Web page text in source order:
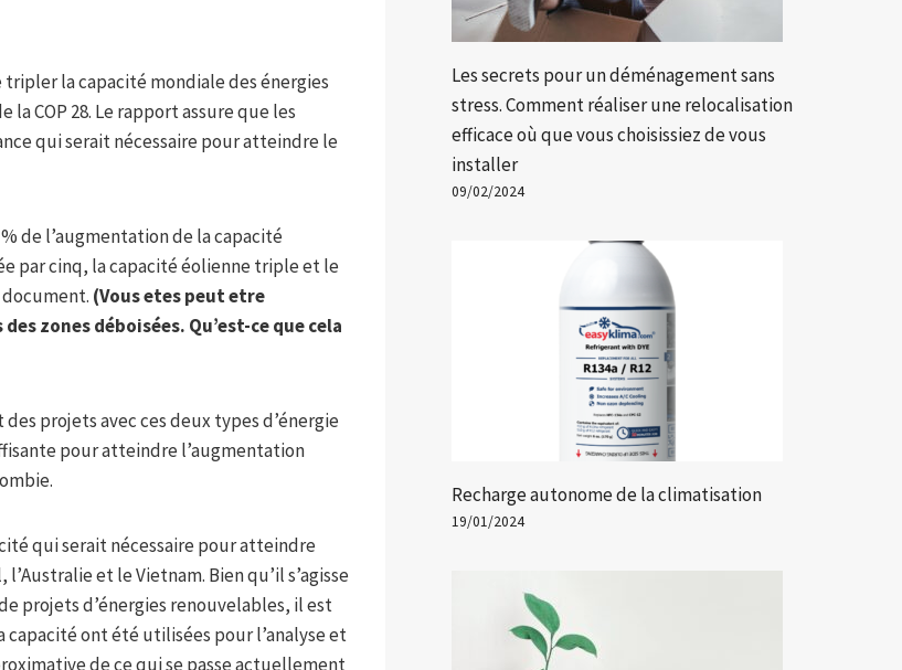
la capacité mondiale des énergies
COP 28. Le rapport assure que les
qui serait nécessaire pour atteindre le
de l’augmentation de la capacité
par cinq, la capacité éolienne triple et le
(Vous etes peut etre
zones déboisées. Qu’est-ce que cela
projets avec ces deux types d’énergie
pour atteindre l’augmentation
qui serait nécessaire pour atteindre
et le Vietnam. Bien qu’il s’agisse
projets d’énergies renouvelables, il est
ont été utilisées pour l’analyse et
de ce qui se passe actuellement
Les secrets pour un déménagement sans
stress. Comment réaliser une relocalisation
efficace où que vous choisissiez de vous
installer
09/02/2024
Recharge autonome de la climatisation
19/01/2024